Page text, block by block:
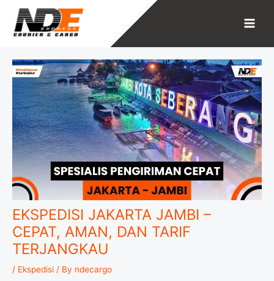
content
EKSPEDISI JAKARTA JAMBI –
CEPAT, AMAN, DAN TARIF
TERJANGKAU
/ Ekspedisi / By ndecargo